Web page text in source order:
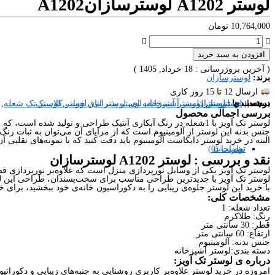
لوستر A1202 لوسترسازان A1202
10,764,000 تومان
افزودن به سبد خرید
( آخرین بروزرسانی : 18 خرداد, 1405 )
برند:لوسترسازان
ارسال 12 تا 15 روز کاری
دسته بندی :لوستر,لوستر آشپزخانه ای,لوستر اتاق خواب ,لوستر تک شعله برچسب هالوستر,لوستر آشپزخانه, لوستر پذیرایی, لوستر کلاسیک برند ها:لوسترسازان
بررسی اجمالی محصول
لوستر تک آویز با 1شعله در رنگ آبکاری آنتیک طراحی و تولید شده است، که می‌توان متناسب با فضا و سلیقه‌ی شما در هررنگ آبکاری، هرتعداد شاخه و ابعاد مورد نظر تولید کرد.
جنس بدنه این لوستر از آلومینیوم است که از مزایای آن می‌توان به ثبات رنگ
البته در خرید لوستر دایکاست آلومینیوم باید دقت کنید که با نمونه‌های
توضیحات
نظرات (0)
نقد و بررسی : لوستر A1202 لوسترسازان
لوستر تک آویز یکی از وسایل نورپردازی منزل است که علاوه‌بر
لوستر تک آویز با جدیدترین طراحی مناسب برای سخت‌پسندان، طراحی این
با خرید این لوستر جلوه‌ی زیبایی را به دکوراسیون خانه‌ی خود ببخشید، برای
مشخصات کلی:
تعداد شعله: 1
رنگ: طلاکرم
قطر: 30 سانتی متر
ارتفاع: 60 سانتی متر
جنس بدنه: آلومینیوم
دسته بندی:لوستر آشپزخانه
درباره ی لوستر تک آویز:
امروزه در خرید لوستر علاوه‌بر کاربری روشنایی به جنبه‌های زیبایی و